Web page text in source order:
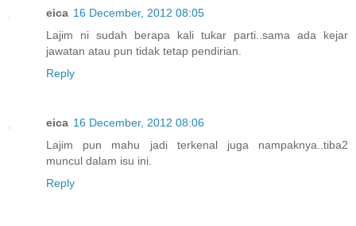
eica 16 December, 2012 08:05
Lajim ni sudah berapa kali tukar parti..sama ada kejar
jawatan atau pun tidak tetap pendirian.
Reply
eica 16 December, 2012 08:06
Lajim pun mahu jadi terkenal juga nampaknya..tiba2
muncul dalam isu ini.
Reply